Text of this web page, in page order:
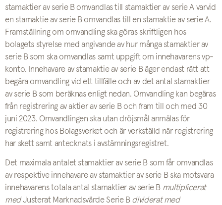
stamaktier av serie B omvandlas till stamaktier av serie A varvid
en stamaktie av serie B omvandlas till en stamaktie av serie A.
Framställning om omvandling ska göras skriftligen hos
bolagets styrelse med angivande av hur många stamaktier av
serie B som ska omvandlas samt uppgift om innehavarens vp-
konto. Innehavare av stamaktie av serie B äger endast rätt att
begära omvandling vid ett tillfälle och av det antal stamaktier
av serie B som beräknas enligt nedan. Omvandling kan begäras
från registrering av aktier av serie B och fram till och med 30
juni 2023. Omvandlingen ska utan dröjsmål anmälas för
registrering hos Bolagsverket och är verkställd när registrering
har skett samt antecknats i avstämningsregistret.
Det maximala antalet stamaktier av serie B som får omvandlas
av respektive innehavare av stamaktier av serie B ska motsvara
innehavarens totala antal stamaktier av serie B multiplicerat
medJusterat Marknadsvärde Serie B dividerat med